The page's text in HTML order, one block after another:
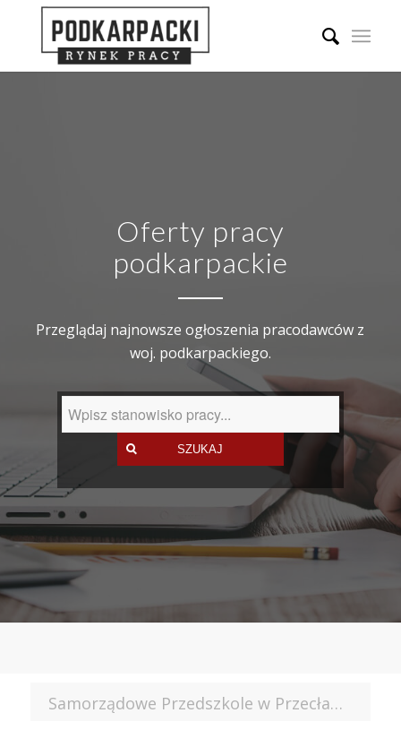
Oferty pracy
podkarpackie
Przeglądaj najnowsze ogłoszenia pracodawców z
woj. podkarpackiego.
Samorządowe Przedszkole w Przecławiu